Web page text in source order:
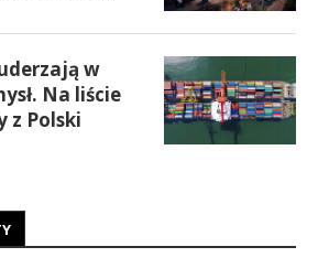
w
Na liście
z Polski